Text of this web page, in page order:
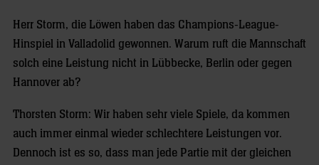
Herr Storm, die Löwen haben das Champions-League-
Hinspiel in Valladolid gewonnen. Warum ruft die Mannschaft
solch eine Leistung nicht in Lübbecke, Berlin oder gegen
Hannover ab?
Thorsten Storm: Wir haben sehr viele Spiele, da kommen
auch immer einmal wieder schlechtere Leistungen vor.
Dennoch ist es so, dass man jede Partie mit der gleichen